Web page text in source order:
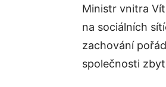
Ministr vnitra
na sociálních
zachování
společnosti